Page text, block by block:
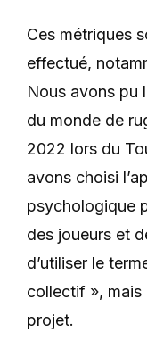
Ces métriques
effectué,
Nous avons pu
du monde de
2022 lors du
avons choisi
psychologique
des joueurs et
d’utiliser le
collectif », mais
projet.